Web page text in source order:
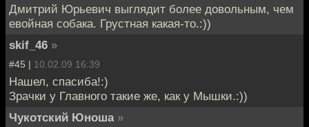
Дмитрий Юрьевич выглядит более довольным, чем
евойная собака. Грустная какая-то.:))
skif_46 »
#45 | 10.02.09 16:39
Нашел, спасиба!:)
Зрачки у Главного такие же, как у Мышки.:))
Чукотский Юноша »